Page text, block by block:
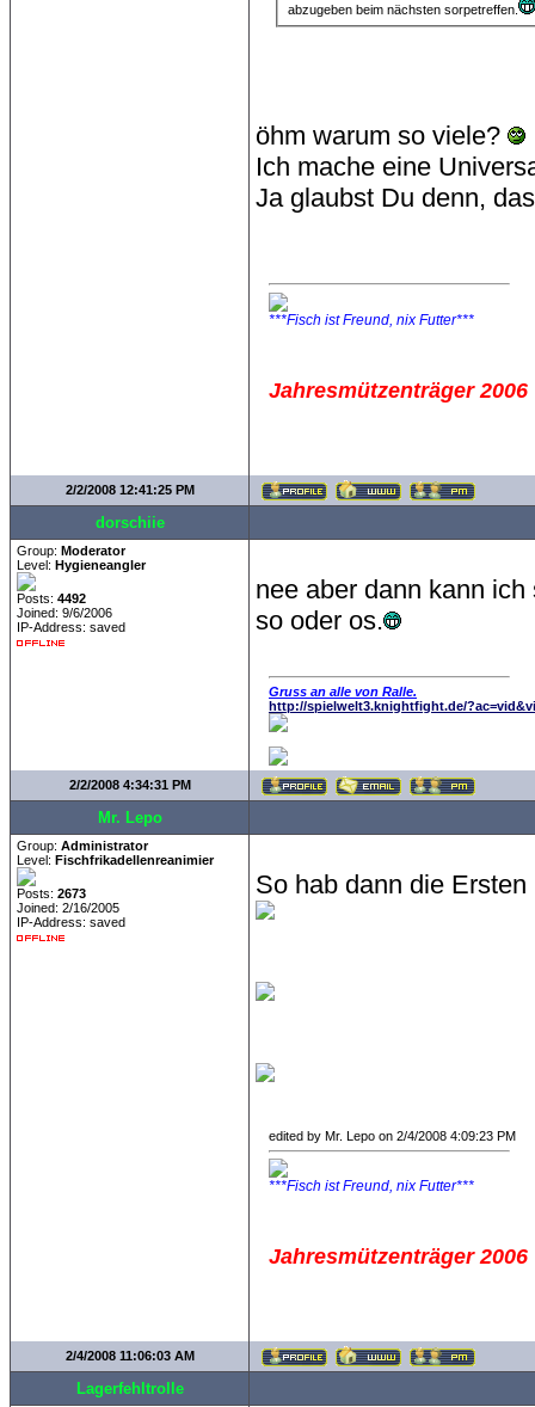
abzugeben beim nächsten sorpetreffen.
öhm warum so viele?
Ich mache eine
Ja glaubst Du denn,
***Fisch ist Freund, nix Futter***
Jahresmützenträger 2006
2/2/2008 12:41:25 PM
dorschiie
Group: Moderator
Level: Hygieneangler
Posts: 4492
Joined: 9/6/2006
IP-Address: saved
nee aber dann kann
so oder os.
Gruss an alle von Ralle.
http://spielwelt3.knightfight.de/
2/2/2008 4:34:31 PM
Mr. Lepo
Group: Administrator
Level: Fischfrikadellenreanimier
Posts: 2673
Joined: 2/16/2005
IP-Address: saved
So hab dann die
edited by Mr. Lepo on 2/4/2008 4:09:23 PM
***Fisch ist Freund, nix Futter***
Jahresmützenträger 2006
2/4/2008 11:06:03 AM
Lagerfehltrolle